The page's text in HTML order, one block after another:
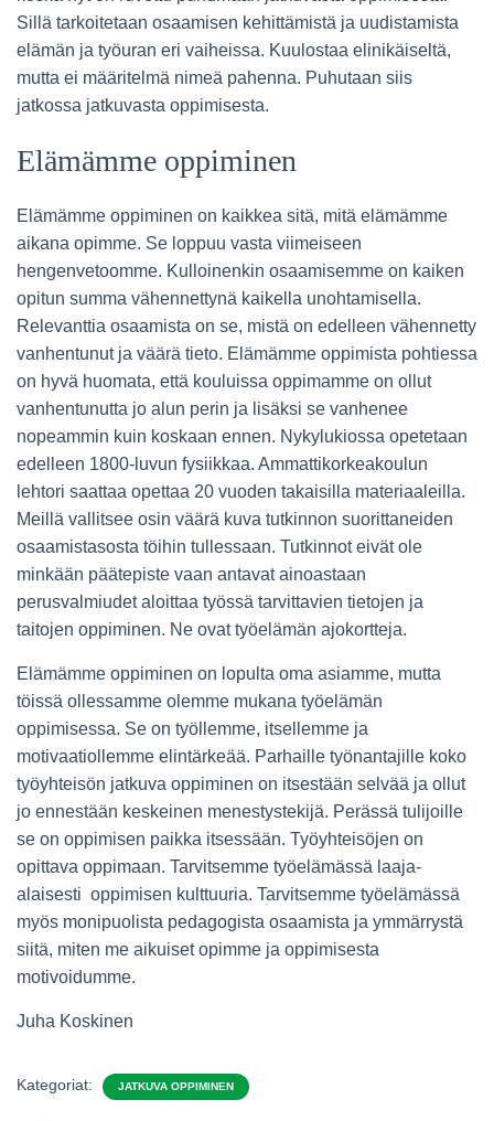
Sillä tarkoitetaan osaamisen kehittämistä ja uudistamista
elämän ja työuran eri vaiheissa. Kuulostaa elinikäiseltä,
mutta ei määritelmä nimeä pahenna. Puhutaan siis
jatkossa jatkuvasta oppimisesta.
Elämämme oppiminen
Elämämme oppiminen on kaikkea sitä, mitä elämämme
aikana opimme. Se loppuu vasta viimeiseen
hengenvetoomme. Kulloinenkin osaamisemme on kaiken
opitun summa vähennettynä kaikella unohtamisella.
Relevanttia osaamista on se, mistä on edelleen vähennetty
vanhentunut ja väärä tieto. Elämämme oppimista pohtiessa
on hyvä huomata, että kouluissa oppimamme on ollut
vanhentunutta jo alun perin ja lisäksi se vanhenee
nopeammin kuin koskaan ennen. Nykylukiossa opetetaan
edelleen 1800-luvun fysiikkaa. Ammattikorkeakoulun
lehtori saattaa opettaa 20 vuoden takaisilla materiaaleilla.
Meillä vallitsee osin väärä kuva tutkinnon suorittaneiden
osaamistasosta töihin tullessaan. Tutkinnot eivät ole
minkään päätepiste vaan antavat ainoastaan
perusvalmiudet aloittaa työssä tarvittavien tietojen ja
taitojen oppiminen. Ne ovat työelämän ajokortteja.
Elämämme oppiminen on lopulta oma asiamme, mutta
töissä ollessamme olemme mukana työelämän
oppimisessa. Se on työllemme, itsellemme ja
motivaatiollemme elintärkeää. Parhaille työnantajille koko
työyhteisön jatkuva oppiminen on itsestään selvää ja ollut
jo ennestään keskeinen menestystekijä. Perässä tulijoille
se on oppimisen paikka itsessään. Työyhteisöjen on
opittava oppimaan. Tarvitsemme työelämässä laaja-
alaisesti oppimisen kulttuuria. Tarvitsemme työelämässä
myös monipuolista pedagogista osaamista ja ymmärrystä
siitä, miten me aikuiset opimme ja oppimisesta
motivoidumme.
Juha Koskinen
Kategoriat: JATKUVA OPPIMINEN